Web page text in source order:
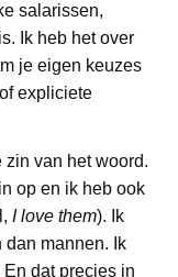
salarissen,
Ik heb het over
je eigen keuzes
expliciete
zin van het woord.
op en ik heb ook
I love them). Ik
dan mannen. Ik
dat precies in